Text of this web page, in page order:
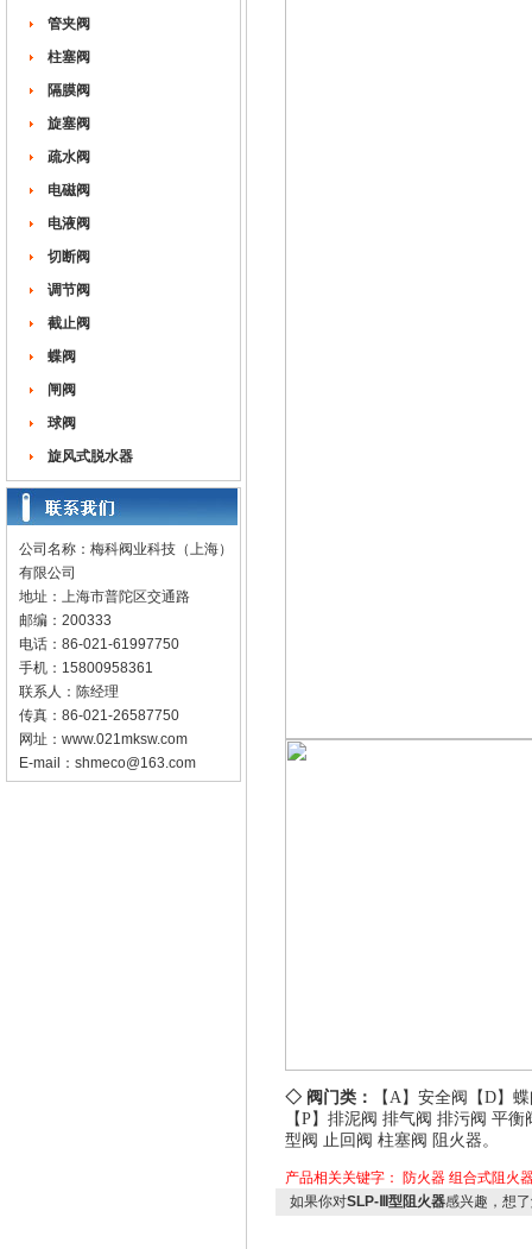
管夹阀
柱塞阀
隔膜阀
旋塞阀
疏水阀
电磁阀
电液阀
切断阀
调节阀
截止阀
蝶阀
闸阀
球阀
旋风式脱水器
公司名称：梅科阀业科技（上海）
有限公司
地址：上海市普陀区交通路
邮编：200333
电话：86-021-61997750
手机：15800958361
联系人：陈经理
传真：86-021-26587750
网址： www.021mksw.com
E-mail： shmeco@163.com
◇ 阀门类： 【A】 安全阀 【D】
【P】 排泥阀 排气阀 排污阀 平衡
型阀 止回阀 柱塞阀 阻火器。
产品相关关键字： 防火器 组合式阻火
如果你对SLP-Ⅲ型阻火器感兴趣，想